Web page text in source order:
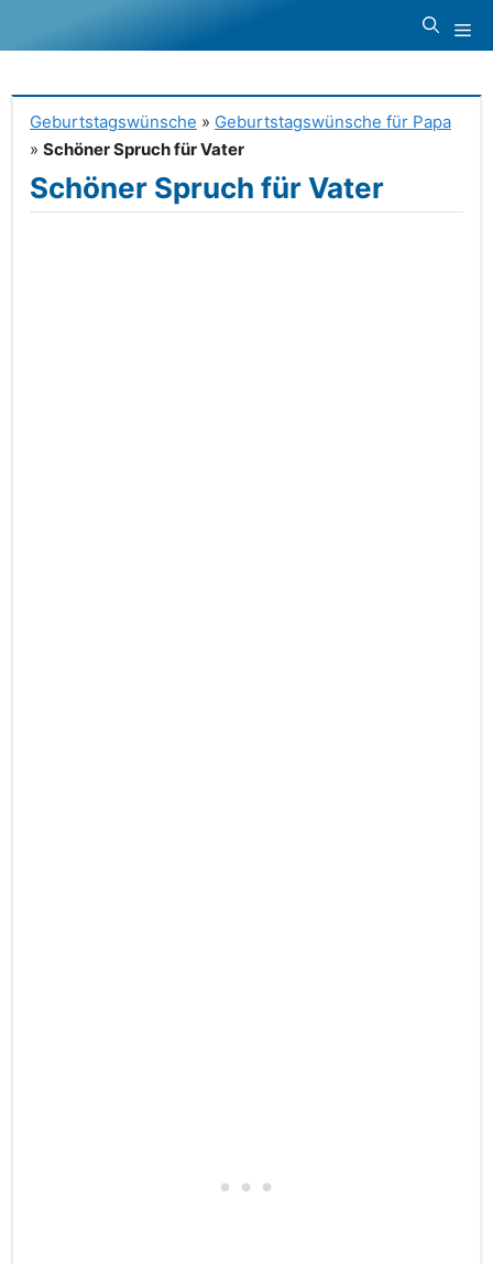
Inhalt
Geburtstagswünsche » Geburtstagswünsche für Papa
» Schöner Spruch für Vater
Schöner Spruch für Vater